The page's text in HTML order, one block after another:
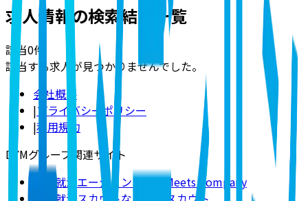
求人情報の検索結果一覧
該当0件
該当する求人が見つかりませんでした。
会社概要
|プライバシーポリシー
|利用規約
DYMグループ関連サイト
新卒就活エージェントならMeets Company